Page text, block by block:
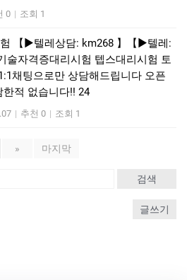
0 | 조회 1
【▶텔레상담: km268 】【▶텔레:
술자격증대리시험 텝스대리시험 토
채팅으로만 상담해드립니다 오픈
적 없습니다!! 24
| 추천 0 | 조회 1
» 마지막
검색
글쓰기